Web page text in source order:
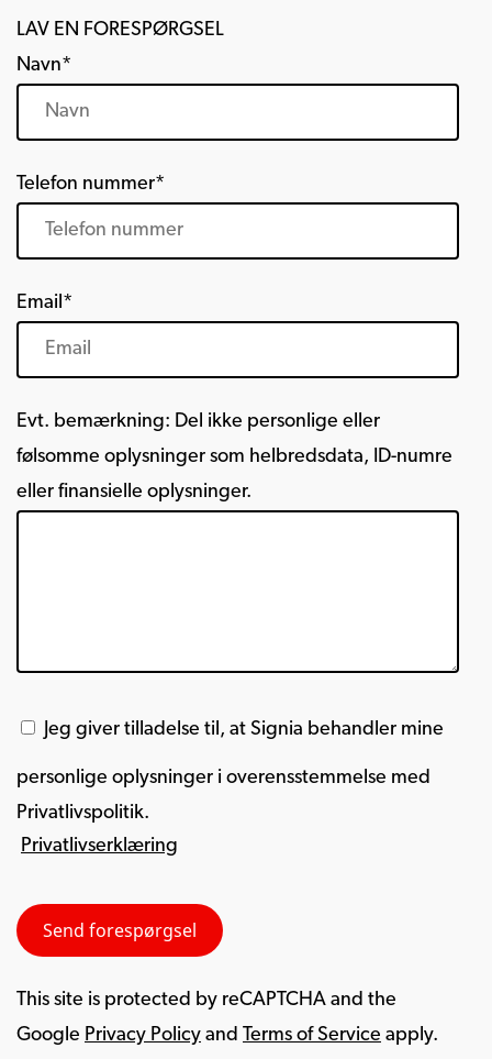
LAV EN FORESPØRGSEL
Navn*
Telefon nummer*
Email*
Evt. bemærkning: Del ikke personlige eller
følsomme oplysninger som helbredsdata, ID-numre
eller finansielle oplysninger.
Jeg giver tilladelse til, at Signia behandler mine
personlige oplysninger i overensstemmelse med
Privatlivspolitik.
Privatlivserklæring
This site is protected by reCAPTCHA and the
Google Privacy Policy and Terms of Service apply.